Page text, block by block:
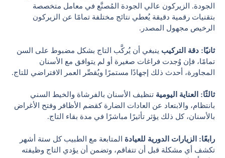
الجودة. الزيركون عالي الجودة المُصنَّع في معامل متخصصة
بتقنيات رقمية دقيقة يُعطي نتائج مختلفة تمامًا عن الزيركون
الرخيص مجهول المصدر.
ثانيًا: دقة التركيب ينبغي أن يُركَّب التاج بشكل مضبوط على السن
تمامًا، فإن وُجدت فراغات صغيرة أو لم يتوافق مع الأسنان
المجاورة، أحدث ذلك إجهادًا مستمرًا ويُقصِّر العمر الافتراضي للتاج.
ثالثًا: العناية اليومية تنظيف الأسنان بالفرشاة والخيط السني
بانتظام، والابتعاد عن العادات الضارة كقضم الأظافر وفتح الأغراض
بالأسنان، كل ذلك يؤثر تأثيرًا مباشرًا في مدة بقاء التاج.
رابعًا: الزيارات الدورية للعيادة المتابعة مع الطبيب كل ستة أشهر
تكشف أي مشكلة قبل أن تتفاقم، وتضمن أن يؤدي التاج وظيفته